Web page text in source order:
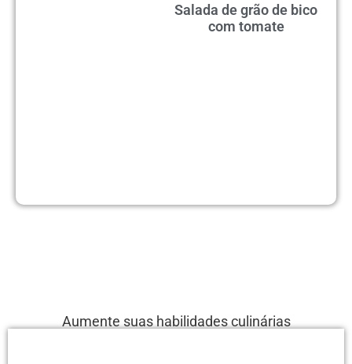
Salada de grão de bico
com tomate
Aumente suas habilidades culinárias